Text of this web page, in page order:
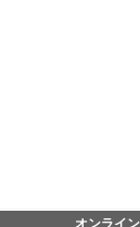
オンライン